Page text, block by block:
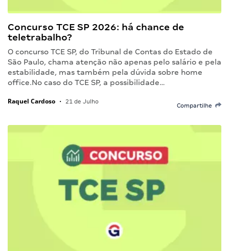
Concurso TCE SP 2026: há chance de
teletrabalho?
O concurso TCE SP, do Tribunal de Contas do Estado de
São Paulo, chama atenção não apenas pelo salário e pela
estabilidade, mas também pela dúvida sobre home
office.No caso do TCE SP, a possibilidade…
Raquel Cardoso • 21 de Julho
Compartilhe